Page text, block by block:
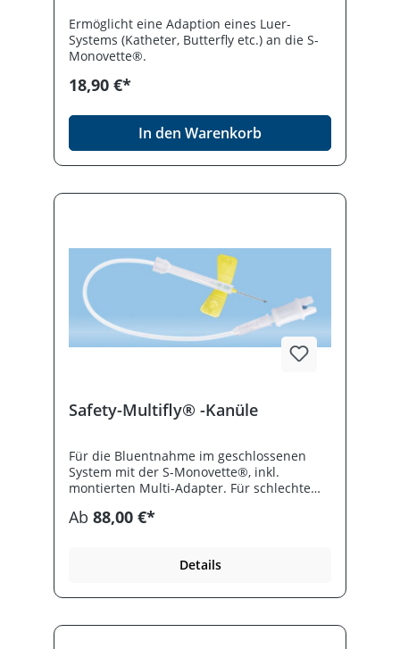
Ermöglicht eine Adaption eines Luer-
Systems (Katheter, Butterfly etc.) an die S-
Monovette®.
18,90 €*
In den Warenkorb
Safety-Multifly® -Kanüle
Für die Bluentnahme im geschlossenen
System mit der S-Monovette®, inkl.
montierten Multi-Adapter. Für schlechte
Sicherheitsprodukt nach TRBA 250. Mit
Ab 88,00 €*
Details